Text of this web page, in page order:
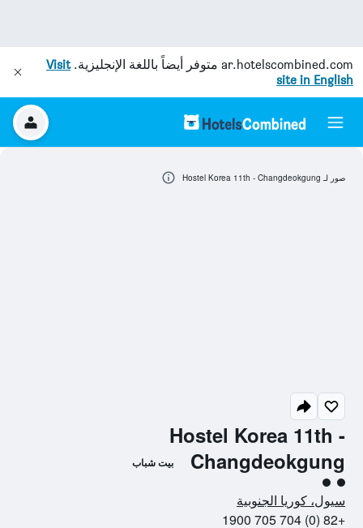
ar.hotelscombined.com متوفر أيضاً باللغة الإنجليزية.Visit
site in English
Hostel Korea 11th -
Changdeokgung
بيت شباب
تقييم فئة 2
سيول، كوريا الجنوبية
+82 (0) 704 705 1900
صور لـ Hostel Korea 11th - Changdeokgung